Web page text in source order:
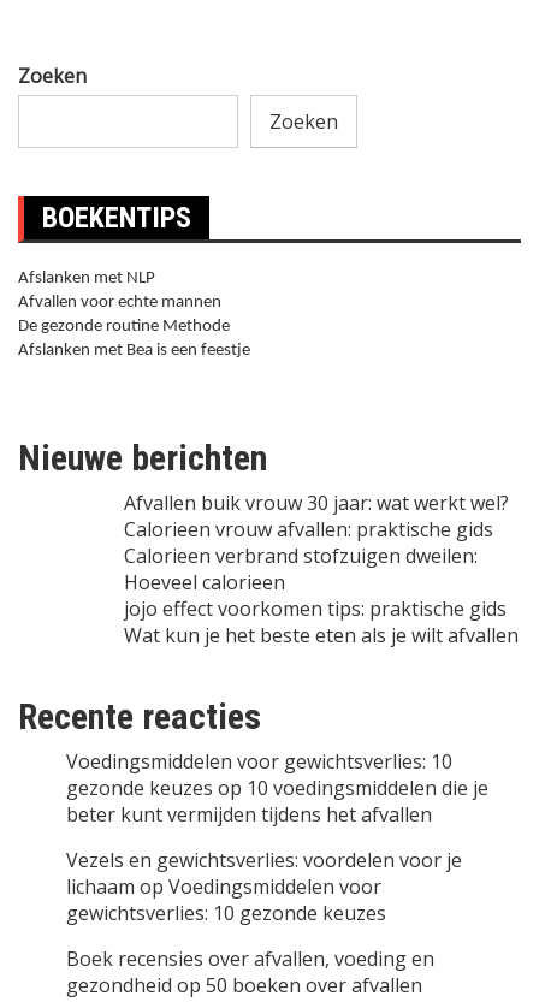
Zoeken
Zoeken
BOEKENTIPS
Afslanken met NLP
Afvallen voor echte mannen
De gezonde routine Methode
Afslanken met Bea is een feestje
Nieuwe berichten
Afvallen buik vrouw 30 jaar: wat werkt wel?
Calorieen vrouw afvallen: praktische gids
Calorieen verbrand stofzuigen dweilen:
Hoeveel calorieen
jojo effect voorkomen tips: praktische gids
Wat kun je het beste eten als je wilt afvallen
Recente reacties
Voedingsmiddelen voor gewichtsverlies: 10
gezonde keuzes op 10 voedingsmiddelen die je
beter kunt vermijden tijdens het afvallen
Vezels en gewichtsverlies: voordelen voor je
lichaam op Voedingsmiddelen voor
gewichtsverlies: 10 gezonde keuzes
Boek recensies over afvallen, voeding en
gezondheid op 50 boeken over afvallen